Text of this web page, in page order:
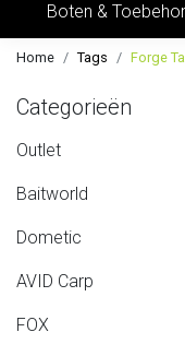
Boten &
Home Tags Forge
Categorieën
Outlet
Baitworld
Dometic
AVID Carp
FOX